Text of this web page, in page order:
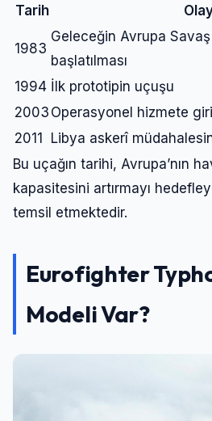
Tarih
1983
Geleceğin Avrupa Savaş
başlatılması
1994 İlk prototipin uçuşu
2003 Operasyonel hizmete
2011 Libya askerî
Bu uçağın tarihi, Avrupa’nın
kapasitesini artırmayı
temsil etmektedir.
Eurofighter
Modeli Var?